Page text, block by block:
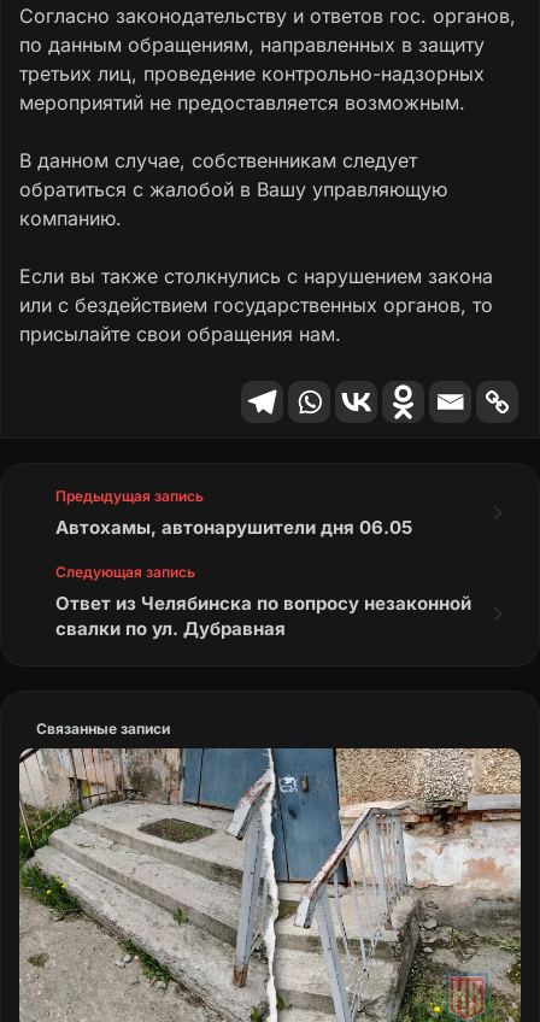
Согласно законодательству и ответов гос. органов,
по данным обращениям, направленных в защиту
третьих лиц, проведение контрольно-надзорных
мероприятий не предоставляется возможным.
В данном случае, собственникам следует
обратиться с жалобой в Вашу управляющую
компанию.
Если вы также столкнулись с нарушением закона
или с бездействием государственных органов, то
присылайте свои обращения нам.
Предыдущая запись
Автохамы, автонарушители дня 06.05
Следующая запись
Ответ из Челябинска по вопросу незаконной
свалки по ул. Дубравная
Связанные записи